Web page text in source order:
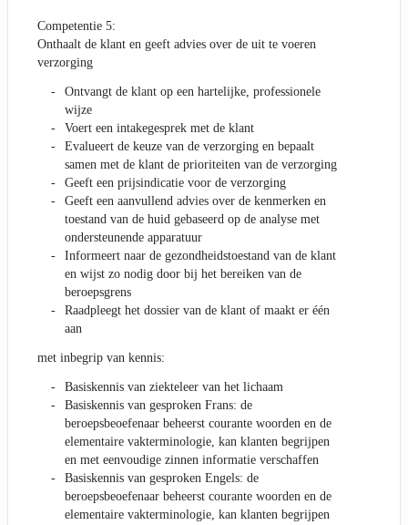
Competentie 5:
Onthaalt de klant en geeft advies over de uit te voeren
verzorging
Ontvangt de klant op een hartelijke, professionele
wijze
Voert een intakegesprek met de klant
Evalueert de keuze van de verzorging en bepaalt
samen met de klant de prioriteiten van de verzorging
Geeft een prijsindicatie voor de verzorging
Geeft een aanvullend advies over de kenmerken en
toestand van de huid gebaseerd op de analyse met
ondersteunende apparatuur
Informeert naar de gezondheidstoestand van de klant
en wijst zo nodig door bij het bereiken van de
beroepsgrens
Raadpleegt het dossier van de klant of maakt er één
aan
met inbegrip van kennis:
Basiskennis van ziekteleer van het lichaam
Basiskennis van gesproken Frans: de
beroepsbeoefenaar beheerst courante woorden en de
elementaire vakterminologie, kan klanten begrijpen
en met eenvoudige zinnen informatie verschaffen
Basiskennis van gesproken Engels: de
beroepsbeoefenaar beheerst courante woorden en de
elementaire vakterminologie, kan klanten begrijpen